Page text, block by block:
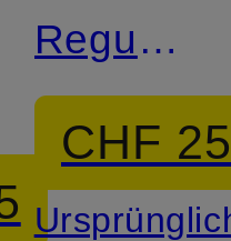
Regular
Fit mit
Leinen
CHF